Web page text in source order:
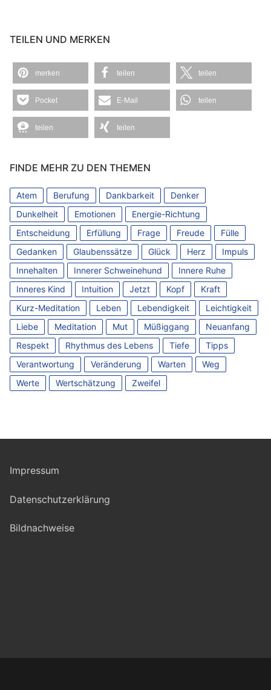
TEILEN UND MERKEN
merken teilen teilen
Pocket E-Mail teilen
teilen teilen
FINDE MEHR ZU DEN THEMEN
Atem Berufung Dankbarkeit
Denker
Dunkelheit
Emotionen
Energie-Richtung
Entscheidung
Erfüllung Frage Freude
Fülle
Gedanken
Glaubenssätze Glück Herz
Impuls
Innehalten
Innerer Schweinehund
Innere Ruhe
Inneres Kind
Intuition Jetzt Kopf
Kraft
Kurz-Meditation
Leben Lebendigkeit
Leichtigkeit
Liebe
Meditation Mut Müßiggang
Neuanfang
Respekt
Rhythmus des Lebens Tiefe
Tipps
Verantwortung
Veränderung Warten
Weg
Werte
Wertschätzung Zweifel
Impressum
Datenschutzerklärung
Bildnachweise